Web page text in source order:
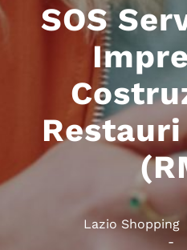
SOS
Lazio Shopping